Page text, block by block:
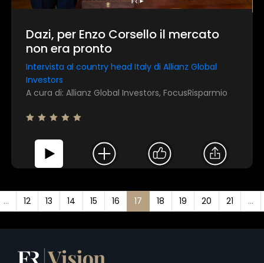
Dazi, per Enzo Corsello il mercato
non era pronto
Intervista al country head Italy di Allianz Global
Investors
A cura di: Allianz Global Investors, FocusRisparmio
... 12 13 14 15 16 17 18 19 20 21 ...